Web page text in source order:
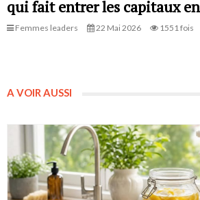
qui fait entrer les capitaux
Femmes leaders 22 Mai 2026 1551 fois
A VOIR AUSSI